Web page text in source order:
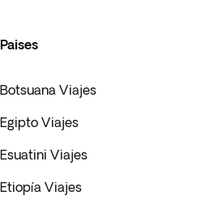
Paises
Botsuana Viajes
Egipto Viajes
Esuatini Viajes
Etiopía Viajes